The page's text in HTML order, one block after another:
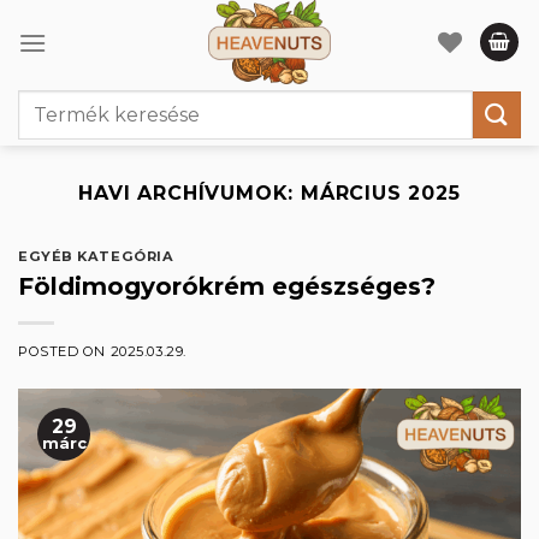
Keresés
HAVI ARCHÍVUMOK: MÁRCIUS 2025
EGYÉB KATEGÓRIA
Földimogyorókrém egészséges?
POSTED ON 2025.03.29.
29
márc